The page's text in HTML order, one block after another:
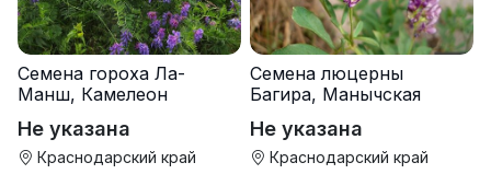
Семена гороха Ла-
Манш, Камелеон
Не указана
Краснодарский край
Семена люцерны
Багира, Манычская
Не указана
Краснодарский край